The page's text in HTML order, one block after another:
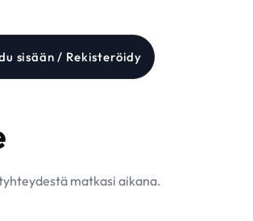
Kirjaudu sisään / Rekisteröidy
matkasi aikana.